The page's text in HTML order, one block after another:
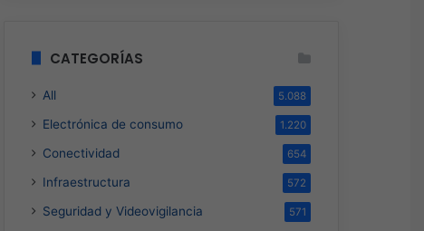
CATEGORÍAS
All 5.088
Electrónica de consumo 1.220
Conectividad 654
Infraestructura 572
Seguridad y Videovigilancia 571